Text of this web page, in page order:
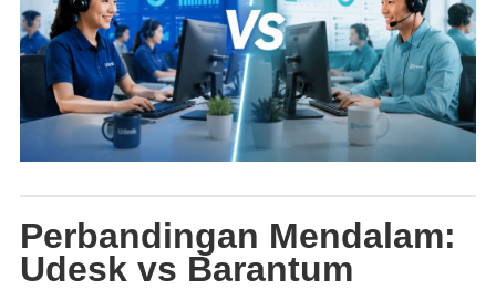
Perbandingan Mendalam:
Udesk vs Barantum